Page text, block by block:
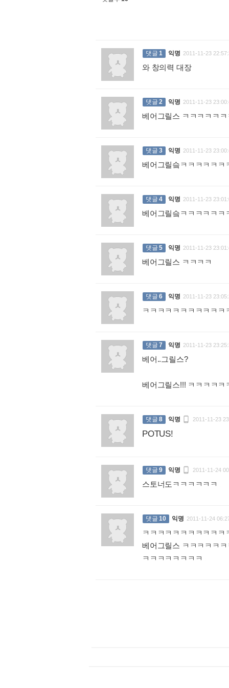
댓글1 익명 2011-11-23
와 창의력 대장
댓글2 익명 2011-11-23
베어그릴스 ㅋㅋㅋㅋㅋ
댓글3 익명 2011-11-23
베어그릴슼ㅋㅋㅋㅋㅋㅋ
댓글4 익명 2011-11-23
베어그릴슼ㅋㅋㅋㅋㅋㅋ
댓글5 익명 2011-11-23
베어그릴스 ㅋㅋㅋㅋ
댓글6 익명 2011-11-23
ㅋㅋㅋㅋㅋㅋㅋㅋㅋㅋㅋ
댓글7 익명 2011-11-23
베어..그릴스?
베어그릴스!!! ㅋㅋㅋㅋㅋ
댓글8 익명  2011-11-23
POTUS!
댓글9 익명  2011-11-24
스토너도ㅋㅋㅋㅋㅋㅋ
댓글10 익명 2011-11-24
ㅋㅋㅋㅋㅋㅋㅋㅋㅋㅋㅋ
베어그릴스 ㅋㅋㅋㅋㅋ
ㅋㅋㅋㅋㅋㅋㅋㅋ